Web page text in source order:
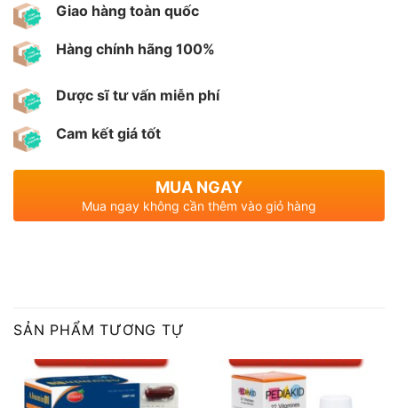
Giao hàng toàn quốc
Hàng chính hãng 100%
Dược sĩ tư vấn miễn phí
Cam kết giá tốt
MUA NGAY
Mua ngay không cần thêm vào giỏ hàng
SẢN PHẨM TƯƠNG TỰ